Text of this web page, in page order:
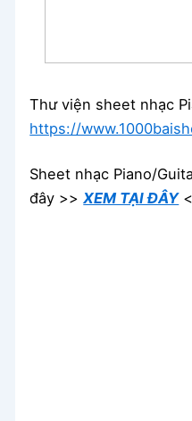
Thư viện sheet nhạc
https://
Sheet nhạc Piano/
đây >>XEM TẠI ĐÂY